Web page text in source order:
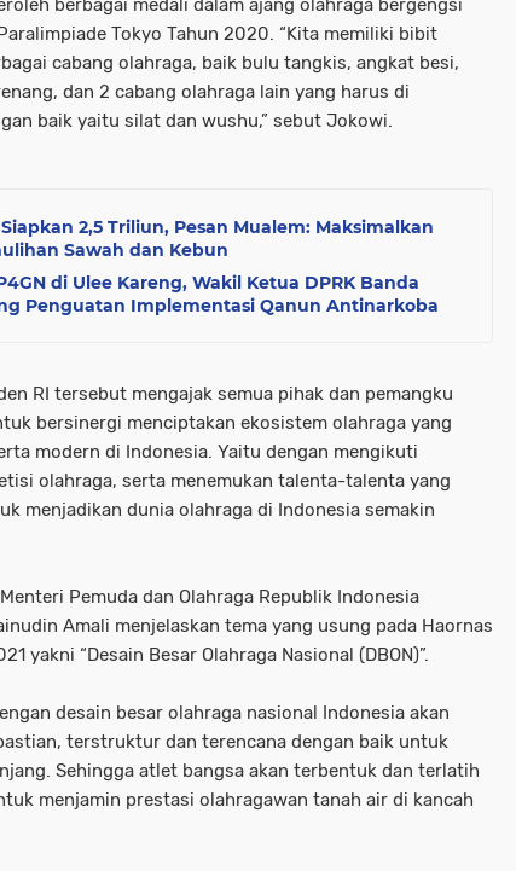
berbagai medali dalam ajang olahraga bergengsi
Tokyo Tahun 2020. “Kita memiliki bibit
cabang olahraga, baik bulu tangkis, angkat besi,
dan 2 cabang olahraga lain yang harus di
baik yaitu silat dan wushu,” sebut Jokowi.
2,5 Triliun, Pesan Mualem: Maksimalkan
Sawah dan Kebun
di Ulee Kareng, Wakil Ketua DPRK Banda
Penguatan Implementasi Qanun Antinarkoba
RI tersebut mengajak semua pihak dan pemangku
bersinergi menciptakan ekosistem olahraga yang
modern di Indonesia. Yaitu dengan mengikuti
olahraga, serta menemukan talenta-talenta yang
menjadikan dunia olahraga di Indonesia semakin
Pemuda dan Olahraga Republik Indonesia
Amali menjelaskan tema yang usung pada Haornas
yakni “Desain Besar Olahraga Nasional (DBON)”.
desain besar olahraga nasional Indonesia akan
terstruktur dan terencana dengan baik untuk
Sehingga atlet bangsa akan terbentuk dan terlatih
menjamin prestasi olahragawan tanah air di kancah